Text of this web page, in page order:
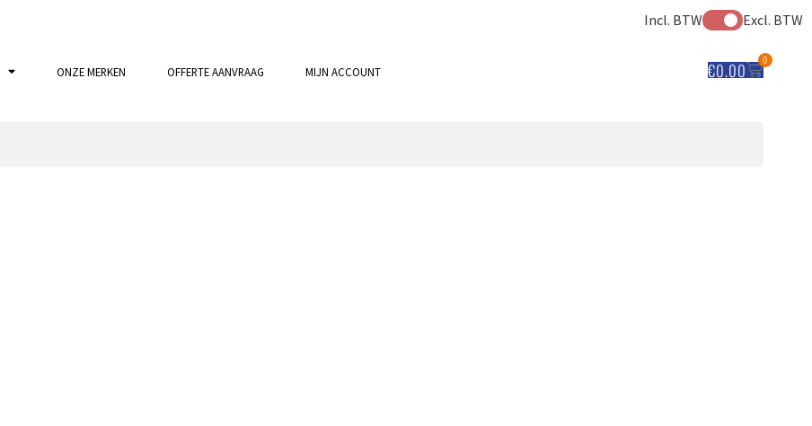
Incl. BTW Excl. BTW
ONZE MERKEN OFFERTE AANVRAAG MIJN ACCOUNT €0.00 0